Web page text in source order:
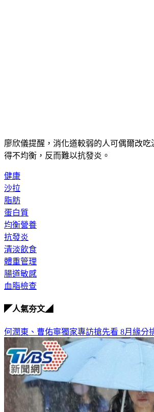
廖欣儀提醒，消化道較弱的人可偶爾改
得不均衡，反而難以抗發炎。
健康
沙拉
脂肪
蛋白質
均衡營養
抗發炎
清淡飲食
體重管理
腸道敏感
血脂檢查
◤人氣夯文◢
何潤東、曹佑寧獨家專訪搶先看 8月緣分